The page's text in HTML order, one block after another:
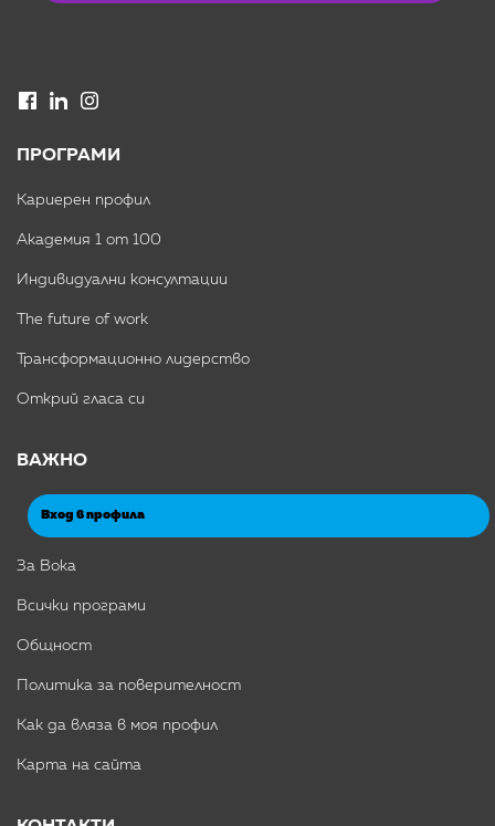
ПРОГРАМИ
Кариерен профил
Академия 1 от 100
Индивидуални консултации
The future of work
Трансформационно лидерство
Открий гласа си
ВАЖНО
Вход в профила
За Вока
Всички програми
Общност
Политика за поверителност
Как да вляза в моя профил
Карта на сайта